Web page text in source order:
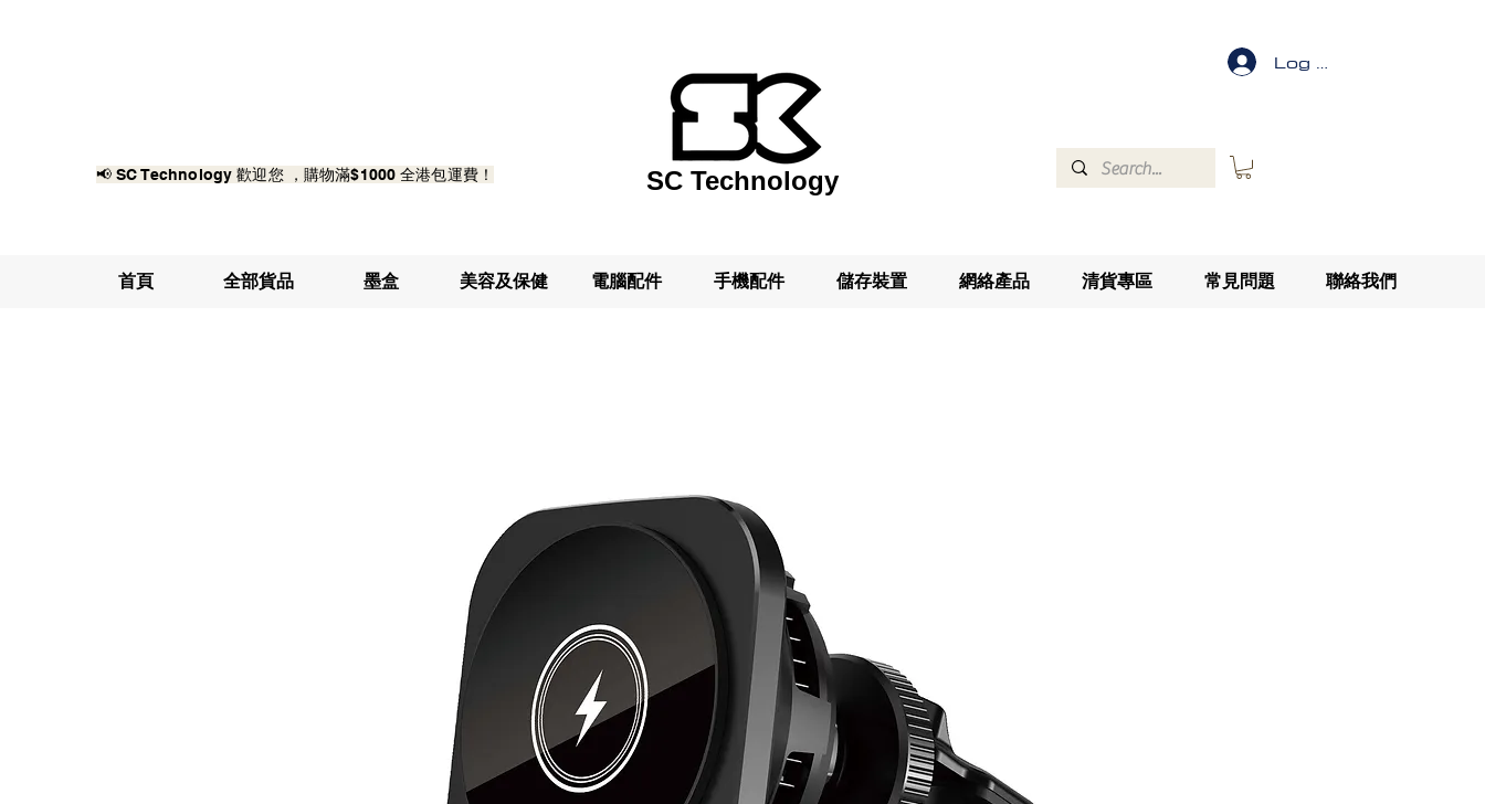
📢 SC Technology 歡迎您 ，購物滿$1000 全港包運費！ SC Technology
Log In
首頁 全部貨品 墨盒 美容及保健 電腦配件 手機配件 儲存裝置 網絡產品 清貨專區 常見問題 聯絡我們